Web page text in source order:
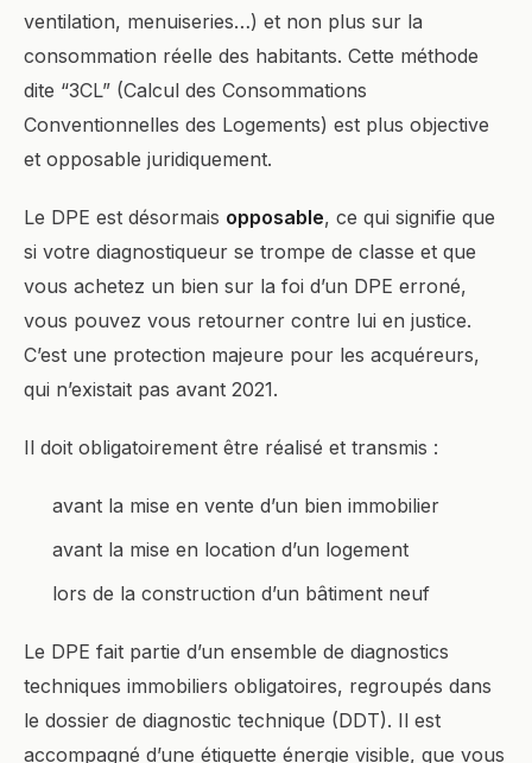
ventilation, menuiseries…) et non plus sur la
consommation réelle des habitants. Cette méthode
dite “3CL” (Calcul des Consommations
Conventionnelles des Logements) est plus objective
et opposable juridiquement.
Le DPE est désormais opposable, ce qui signifie que
si votre diagnostiqueur se trompe de classe et que
vous achetez un bien sur la foi d’un DPE erroné,
vous pouvez vous retourner contre lui en justice.
C’est une protection majeure pour les acquéreurs,
qui n’existait pas avant 2021.
Il doit obligatoirement être réalisé et transmis :
avant la mise en vente d’un bien immobilier
avant la mise en location d’un logement
lors de la construction d’un bâtiment neuf
Le DPE fait partie d’un ensemble de diagnostics
techniques immobiliers obligatoires, regroupés dans
le dossier de diagnostic technique (DDT). Il est
accompagné d’une étiquette énergie visible, que vous